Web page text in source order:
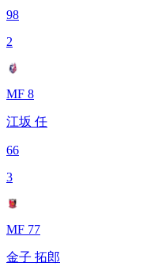
98
2
MF 8
江坂 任
66
3
MF 77
金子 拓郎